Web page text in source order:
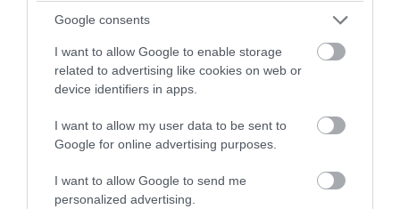
Google consents
I want to allow Google to enable storage
related to advertising like cookies on web or
device identifiers in apps.
I want to allow my user data to be sent to
Google for online advertising purposes.
I want to allow Google to send me
personalized advertising.
gardróbja rendezett, de otthonában a nyugalomra és
amolyan játszósarkot, ahol helyet kap a hobbija. Megfontolt és
visszafogott, de szereti a szépet a praktikussal vegyíteni. Könnyen
takarítható bútorok, átlátható terek, és természetes kiegészítők
jellemzik leginkább.